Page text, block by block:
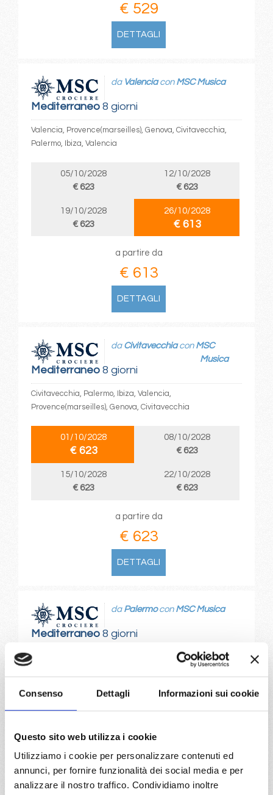
Consenso Dettagli Informazioni sui cookie
Questo sito web utilizza i cookie
Utilizziamo i cookie per personalizzare contenuti ed
annunci, per fornire funzionalità dei social media e per
analizzare il nostro traffico. Condividiamo inoltre
€ 529
DETTAGLI
Mediterraneo8 giorni
da Valenciacon MSC Musica
Valencia, Provence(marseilles), Genova, Civitavecchia,
Palermo, Ibiza, Valencia
05/10/2028
€ 623
12/10/2028
€ 623
19/10/2028
€ 623
26/10/2028
€ 613
a partire da
€ 613
DETTAGLI
Mediterraneo8 giorni
da Civitavecchiacon MSC
Musica
Civitavecchia, Palermo, Ibiza, Valencia,
Provence(marseilles), Genova, Civitavecchia
01/10/2028
€ 623
08/10/2028
€ 623
15/10/2028
€ 623
22/10/2028
€ 623
a partire da
€ 623
DETTAGLI
Mediterraneo8 giorni
da Palermocon MSC Musica
Palermo, Ibiza, Valencia, Provence(marseilles), Genova,
€ 623
€ 623
16/10/2028
€ 623
a partire da